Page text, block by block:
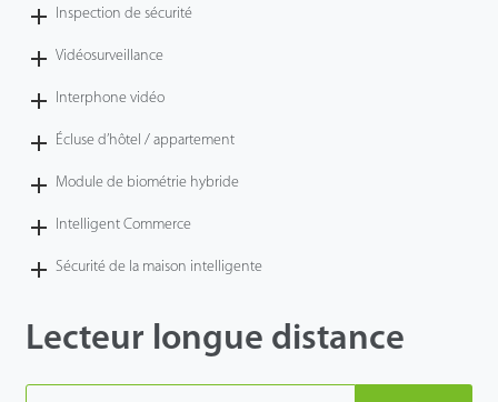
Inspection de sécurité
Vidéosurveillance
Interphone vidéo
Écluse d’hôtel / appartement
Module de biométrie hybride
Intelligent Commerce
Sécurité de la maison intelligente
Lecteur longue distance